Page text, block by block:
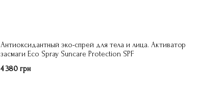
Антиоксидантный эко-спрей для тела и лица. Активатор
засмаги Eco Spray Suncare Protection SPF
4 380 грн